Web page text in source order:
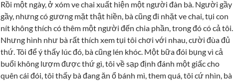
Rồi một ngày, ở xóm ve chai xuất hiện một người đàn bà. Người gầy
gầy, nhưng có gương mặt thật hiền, bà cũng đi nhặt ve chai, tụi con
nít không thích có thêm một người đến chia phần, trong đó có cả tôi.
Nhưng hình như bà rất thích xem tụi tôi chơi với nhau, cười đùa đủ
thứ. Tôi để ý thấy lúc đó, bà cũng lén khóc. Một bữa đói bụng vì cả
buổi không lượm được thứ gì, tôi về sạp định đánh một giấc cho
quên cái đói, tôi thấy bà đang ăn ổ bánh mì, them quá, tôi cứ nhìn, bà